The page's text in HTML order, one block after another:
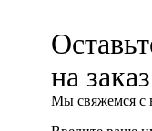
на
Мы cвяжемся с